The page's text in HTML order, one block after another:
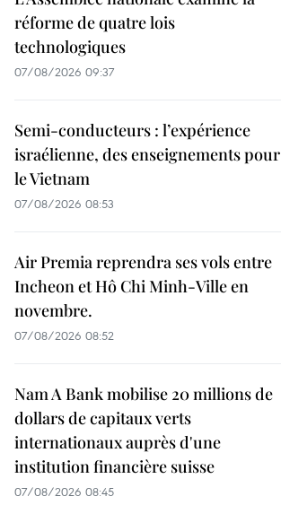
réforme de quatre lois
technologiques
07/08/2026 09:37
Semi-conducteurs : l’expérience
israélienne, des enseignements pour
le Vietnam
07/08/2026 08:53
Air Premia reprendra ses vols entre
Incheon et Hô Chi Minh-Ville en
novembre.
07/08/2026 08:52
Nam A Bank mobilise 20 millions de
dollars de capitaux verts
internationaux auprès d'une
institution financière suisse
07/08/2026 08:45